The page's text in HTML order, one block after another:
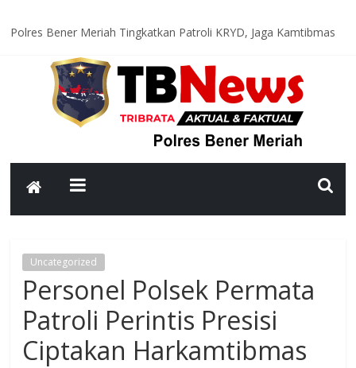
Polres Bener Meriah Tingkatkan Patroli KRYD, Jaga Kamtibmas
Bhabinkamtibmas Polsek Permata Sambangi Warga, Sampaikan
Pesan Kamtibmas
Polres Bener Meriah Tingkatkan Patroli Malam, Pastikan
Kamtibmas Tetap Kondusif
Cegah Balap Liar dan Kecelakaan, Satlantas Polres Bener Meriah
Garda Budaya Bener Meriah
Uncategorized
Personel Polsek Permata
Patroli Perintis Presisi
Ciptakan Harkamtibmas